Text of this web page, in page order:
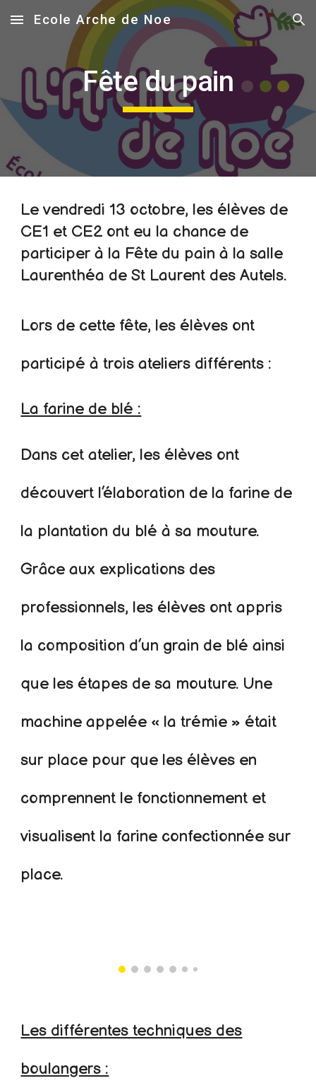
Skip to main content Skip to navigation
Ecole Arche de Noe
Fête du pain
Le vendredi 13 octobre, les élèves de
CE1 et CE2 ont eu la chance de
participer à la Fête du pain à la salle
Laurenthéa de St Laurent des Autels.
Lors de cette fête, les élèves ont
participé à trois ateliers différents :
La farine de blé :
Dans cet atelier, les élèves ont
découvert l’élaboration de la farine de
la plantation du blé à sa mouture.
Grâce aux explications des
professionnels, les élèves ont appris
la composition d’un grain de blé ainsi
que les étapes de sa mouture. Une
machine appelée « la trémie » était
sur place pour que les élèves en
comprennent le fonctionnement et
visualisent la farine confectionnée sur
place.
Les différentes techniques des
boulangers :